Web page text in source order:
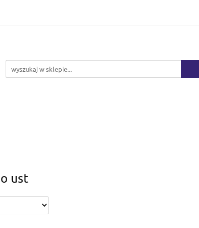
i kąpiel
ust